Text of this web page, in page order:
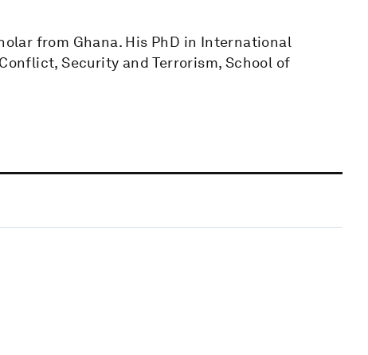
from Ghana. His PhD in International
Security and Terrorism, School of